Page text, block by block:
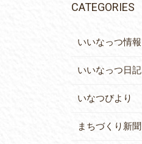
CATEGORIES
いいなっつ情報
いいなっつ日記
いなつびより
まちづくり新聞